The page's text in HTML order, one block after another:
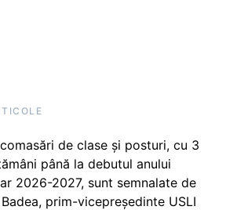
de clase și posturi, cu 3
până la debutul anului
2026-2027, sunt semnalate de
prim-vicepreședinte USLI